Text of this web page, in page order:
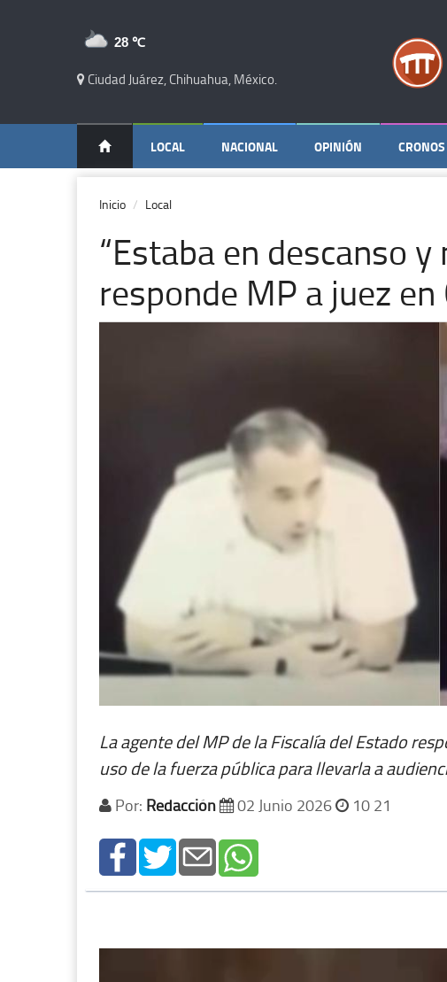
28 ℃
Ciudad Juárez, Chihuahua, México.
LOCAL NACIONAL OPINIÓN CRONOS
Inicio Local
“Estaba en descanso
responde MP a juez
La agente del MP de la Fiscalía del Estado
uso de la fuerza pública para llevarla a
Por: Redacción 02 Junio 2026 10 21